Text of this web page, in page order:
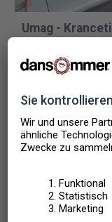
Umag - Kranceti